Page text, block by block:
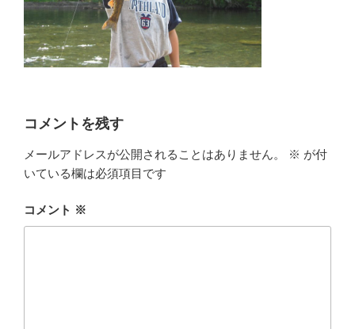
コメントを残す
メールアドレスが公開されることはありません。 ※ が付
いている欄は必須項目です
コメント ※